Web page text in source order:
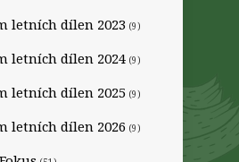
letních dílen 2023 (9)
letních dílen 2024 (9)
letních dílen 2025 (9)
letních dílen 2026 (9)